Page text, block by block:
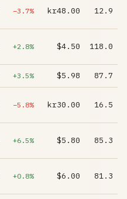
−3.7% kr48.00 12.9
+2.8% $4.50 118.0
+3.5% $5.98 87.7
−5.8% kr30.00 16.5
+6.5% $5.80 85.3
+0.8% $6.00 81.3